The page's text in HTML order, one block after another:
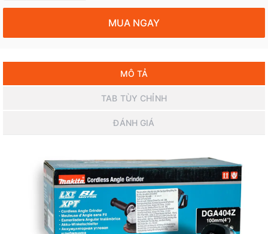
MUA NGAY
MÔ TẢ
TAB TÙY CHỈNH
ĐÁNH GIÁ